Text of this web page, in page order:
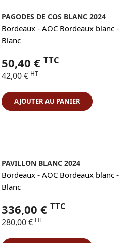
PAGODES DE COS BLANC 2024
Bordeaux - AOC Bordeaux blanc -
Blanc
50,40 € TTC
42,00 € HT
AJOUTER AU PANIER
PAVILLON BLANC 2024
Bordeaux - AOC Bordeaux blanc -
Blanc
336,00 € TTC
280,00 € HT